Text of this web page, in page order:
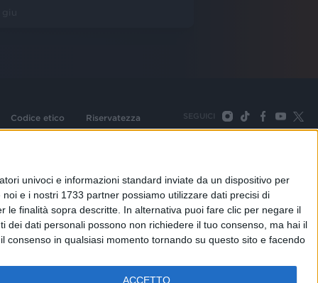
univoci e informazioni standard inviate da un dispositivo per
e i nostri 1733 partner possiamo utilizzare dati precisi di
le finalità sopra descritte. In alternativa puoi fare clic per negare il
dei dati personali possono non richiedere il tuo consenso, ma hai il
in qualsiasi momento tornando su questo sito e facendo
ACCETTO
Codice etico Riservatezza SEGUICI